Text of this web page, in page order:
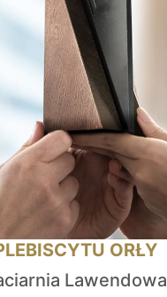
ORŁY
Lawendowa